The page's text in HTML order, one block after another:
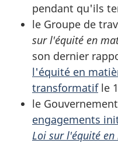
pendant qu'ils
le Groupe de
sur l'équité en
son dernier
l'équité en
transformatifle
le
engagements
Loi sur l'équité